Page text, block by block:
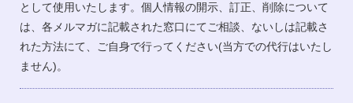
として使用いたします。個人情報の開示、訂正、削除について
は、各メルマガに記載された窓口にてご相談、ないしは記載さ
れた方法にて、ご自身で行ってください(当方での代行はいたし
ません)。